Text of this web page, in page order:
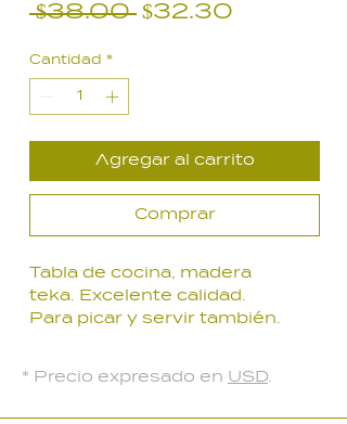
$38.00 Precio
$32.30
Cantidad *
Agregar al carrito
Comprar
Tabla de cocina, madera
teka. Excelente calidad.
Para picar y servir también.
* Precio expresado en USD.